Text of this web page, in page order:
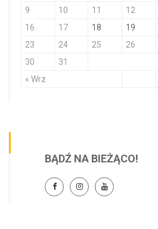
« Wrz
9
10 11 12
16
17 18 19
23
24 25 26
30
31
BĄDŹ NA BIEŻĄCO!